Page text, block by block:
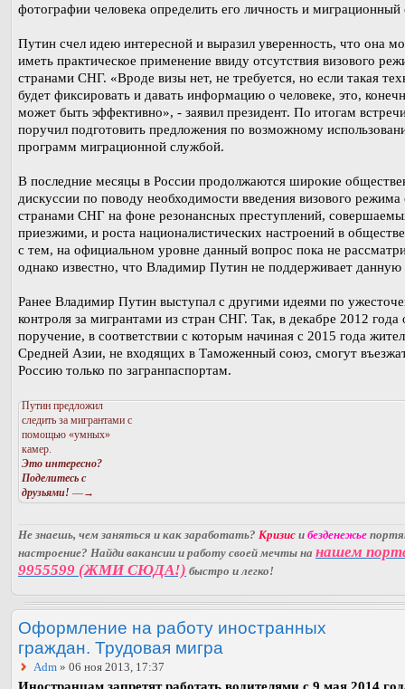
фотографии человека определить его личность и миграционный
Путин счел идею интересной и выразил уверенность, что она
иметь практическое применение ввиду отсутствия визового
странами СНГ. «Вроде визы нет, не требуется, но если такая
будет фиксировать и давать информацию о человеке, это,
может быть эффективно», - заявил президент. По итогам
поручил подготовить предложения по возможному
программ миграционной службой.
В последние месяцы в России продолжаются широкие
дискуссии по поводу необходимости введения визового режима
странами СНГ на фоне резонансных преступлений,
приезжими, и роста националистических настроений в
с тем, на официальном уровне данный вопрос пока не
однако известно, что Владимир Путин не поддерживает
Ранее Владимир Путин выступал с другими идеями по
контроля за мигрантами из стран СНГ. Так, в декабре 2012 года
поручение, в соответствии с которым начиная с 2015 года
Средней Азии, не входящих в Таможенный союз, смогут
Россию только по загранпаспортам.
Путин предложил
следить за мигрантами с
помощью «умных»
камер.
Это интересно?
Поделитесь с
друзьями! —→
Не знаешь, чем заняться и как заработать? Кризис и безденежье
настроение? Найди вакансии и работу своей мечты на нашем
9955599 (ЖМИ СЮДА!) быстро и легко!
Оформление на работу иностранных
граждан. Трудовая мигра
Adm » 06 ноя 2013, 17:37